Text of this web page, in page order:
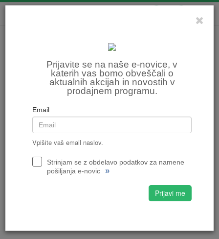
Prijavite se na naše e-novice, v
katerih vas bomo obveščali o
aktualnih akcijah in novostih v
prodajnem programu.
Email
Vpišite vaš email naslov.
Strinjam se z obdelavo podatkov za namene
pošiljanja e-novic
»
Prijavi me